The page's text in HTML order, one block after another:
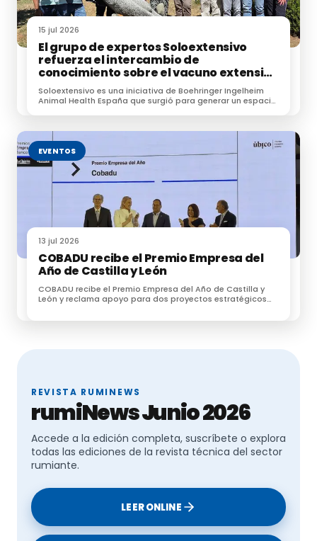
15 jul 2026
El grupo de expertos Soloextensivo
refuerza el intercambio de
conocimiento sobre el vacuno extensivo
en su encuentro anual
Soloextensivo es una iniciativa de Boehringer Ingelheim
Animal Health España que surgió para generar un espacio
EVENTOS
13 jul 2026
COBADU recibe el Premio Empresa del
Año de Castilla y León
COBADU recibe el Premio Empresa del Año de Castilla y
León y reclama apoyo para dos proyectos estratégicos
REVISTA RUMINEWS
rumiNews Junio 2026
Accede a la edición completa, suscríbete o explora
todas las ediciones de la revista técnica del sector
rumiante.
LEER ONLINE